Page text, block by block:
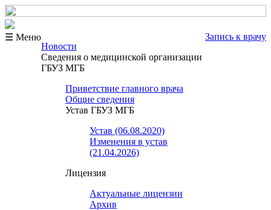
☰ Меню
Запись к врачу
Новости
Сведения о медицинской организации
ГБУЗ МГБ
Приветствие главного врача
Общие сведения
Устав ГБУЗ МГБ
Устав (06.08.2020)
Изменения в устав
(21.04.2026)
Лицензия
Актуальные лицензии
Архив